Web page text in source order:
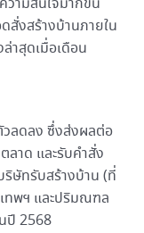
วามสนใจมากขึ้น
สั่งสร้างบ้านภายใน
าสุดเมื่อเดือน
ลดลง ซึ่งส่งผลต่อ
ลาด และรับคำสั่ง
ษัทรับสร้างบ้าน (ที่
ทพฯ และปริมณฑล
ปี 2568